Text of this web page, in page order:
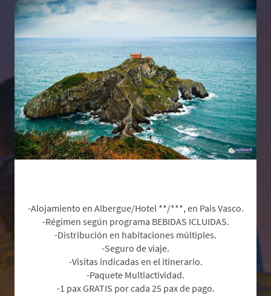
-Alojamiento en Albergue/Hotel **/***, en Pais Vasco.
-Régimen según programa BEBIDAS ICLUIDAS.
-Distribución en habitaciones múltiples.
-Seguro de viaje.
-Visitas indicadas en el itinerario.
-Paquete Multiactividad.
-1 pax GRATIS por cada 25 pax de pago.